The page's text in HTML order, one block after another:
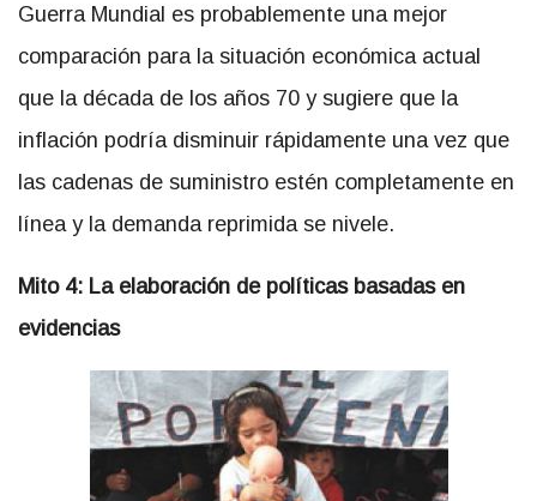
Guerra Mundial es probablemente una mejor
comparación para la situación económica actual
que la década de los años 70 y sugiere que la
inflación podría disminuir rápidamente una vez que
las cadenas de suministro estén completamente en
línea y la demanda reprimida se nivele.
Mito 4: La elaboración de políticas basadas en
evidencias